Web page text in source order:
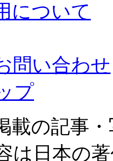
について
問い合わせ
プ
載の記事
は日本の